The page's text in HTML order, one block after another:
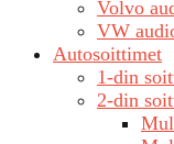
Volvo
VW
Autosoittimet
1-din
2-din